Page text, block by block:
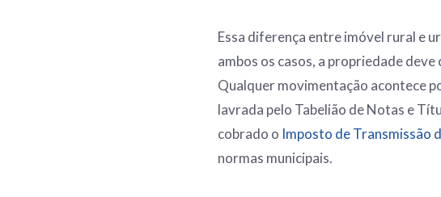
Essa diferença entre imóvel rural e
ambos os casos, a propriedade
Qualquer movimentação acontece
lavrada pelo Tabelião de Notas e
cobrado o Imposto de Transmissão
normas municipais.